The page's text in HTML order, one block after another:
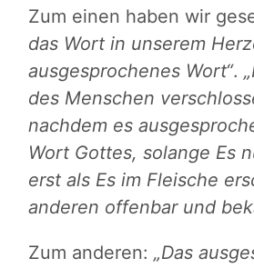
Zum einen haben wir
das Wort in unserem
ausgesprochenes Wort“.
des Menschen
nachdem es
Wort Gottes, solange Es
erst als Es im Fleische
anderen offenbar und
Zum anderen: „Das